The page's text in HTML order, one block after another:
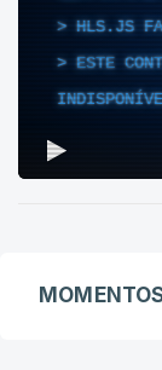
HLS.JS
ESTE